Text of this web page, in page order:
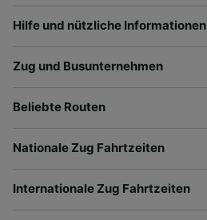
Hilfe und nützliche Informationen
Zug und Busunternehmen
Beliebte Routen
Nationale Zug Fahrtzeiten
Internationale Zug Fahrtzeiten